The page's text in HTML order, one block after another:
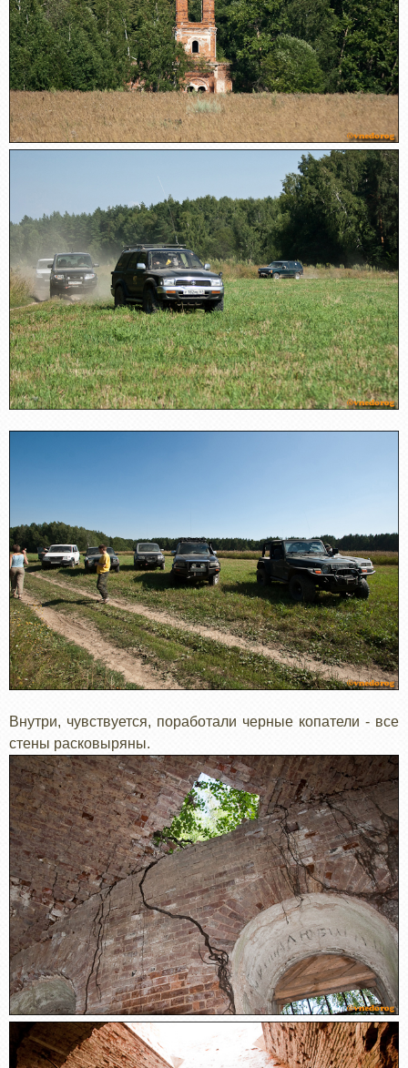
Внутри, чувствуется, поработали черные копатели - все
стены расковыряны.